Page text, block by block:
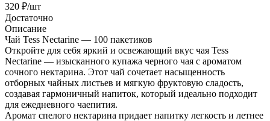
320 ₽/шт
Достаточно
Описание
Чай Tess Nectarine — 100 пакетиков
Откройте для себя яркий и освежающий вкус чая Tess
Nectarine — изысканного купажа черного чая с ароматом
сочного нектарина. Этот чай сочетает насыщенность
отборных чайных листьев и мягкую фруктовую сладость,
создавая гармоничный напиток, который идеально подходит
для ежедневного чаепития.
Аромат спелого нектарина придает напитку легкость и летнее